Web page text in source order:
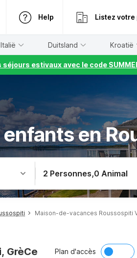
Help Listez
Italië Duitsland Kroatië
estivaux avec le code
en
2 Personnes,0 Animal
Maison-de-vacances Roussospiti
GrèCe Plan d'accès